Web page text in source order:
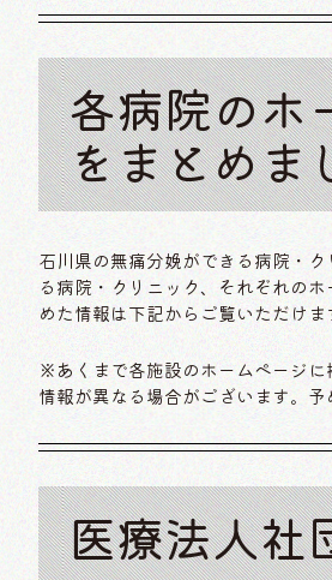
各病院のホ
をまとめま
石川県の無痛分娩ができる病院・
る病院・クリニック、それぞれの
めた情報は下記からご覧いただけま
※あくまで各施設のホームページ
情報が異なる場合がございます。予
医療法人社